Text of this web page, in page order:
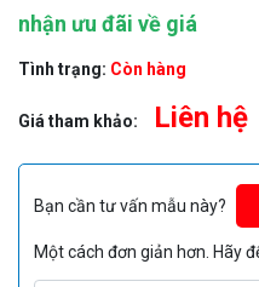
nhận ưu đãi về giá
Tình trạng: Còn hàng
Giá tham khảo: Liên hệ
Bạn cần tư vấn mẫu này?
Một cách đơn giản hơn. Hãy